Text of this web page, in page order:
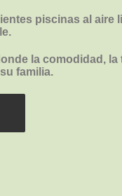
piscinas al aire
la comodidad, la
familia.